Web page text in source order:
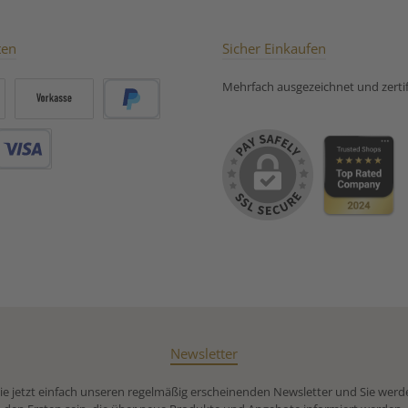
einen
mit
Sicher Einkaufen
Mehrfach ausgezeichnet und
Newsletter
jetzt einfach unseren regelmäßig erscheinenden Newsletter und Sie